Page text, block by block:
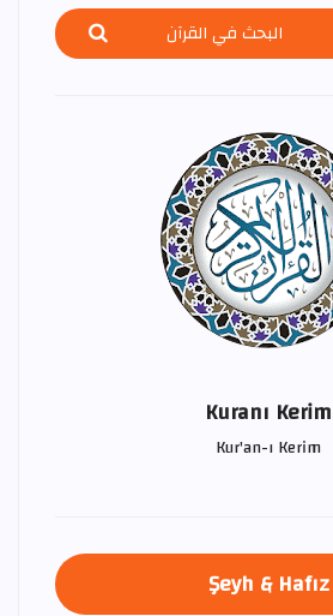
Kuranı Kerim
Kur'an-ı Kerim
Şeyh & Hafız